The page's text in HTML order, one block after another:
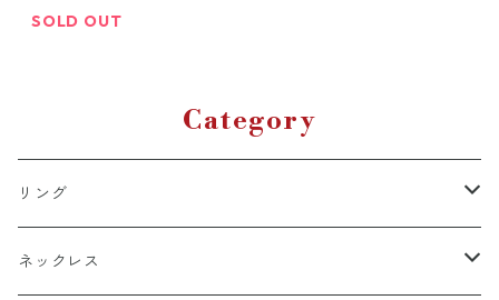
ルステンレス 316L 金属ア
SOLD OUT
Category
リング
k18
ネックレス